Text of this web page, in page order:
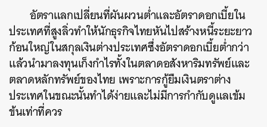
อัตราแลกเปลี่ยนที่ผันผวนต่ำและอัตราดอกเบี้ยใน
ประเทศที่สูงลิ่วทำให้นักธุรกิจไทยหันไปสร้างหนี้ระยะยาว
ก้อนใหญ่ในสกุลเงินต่างประเทศซึ่งอัตราดอกเบี้ยต่ำกว่า
แล้วนำมาลงทุนเก็งกำไรทั้งในตลาดอสังหาริมทรัพย์และ
ตลาดหลักทรัพย์ของไทย เพราะการกู้ยืมเงินตราต่าง
ประเทศในขณะนั้นทำได้ง่ายและไม่มีการกำกับดูแลเข้ม
ข้นเท่าที่ควร